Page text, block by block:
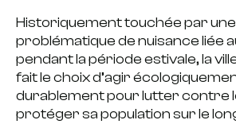
Historiquement touchée par
problématique de nuisance liée
pendant la période estivale, la
fait le choix d’agir
durablement pour lutter contre
protéger sa population sur le